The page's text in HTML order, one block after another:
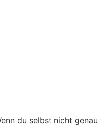
du selbst nicht genau